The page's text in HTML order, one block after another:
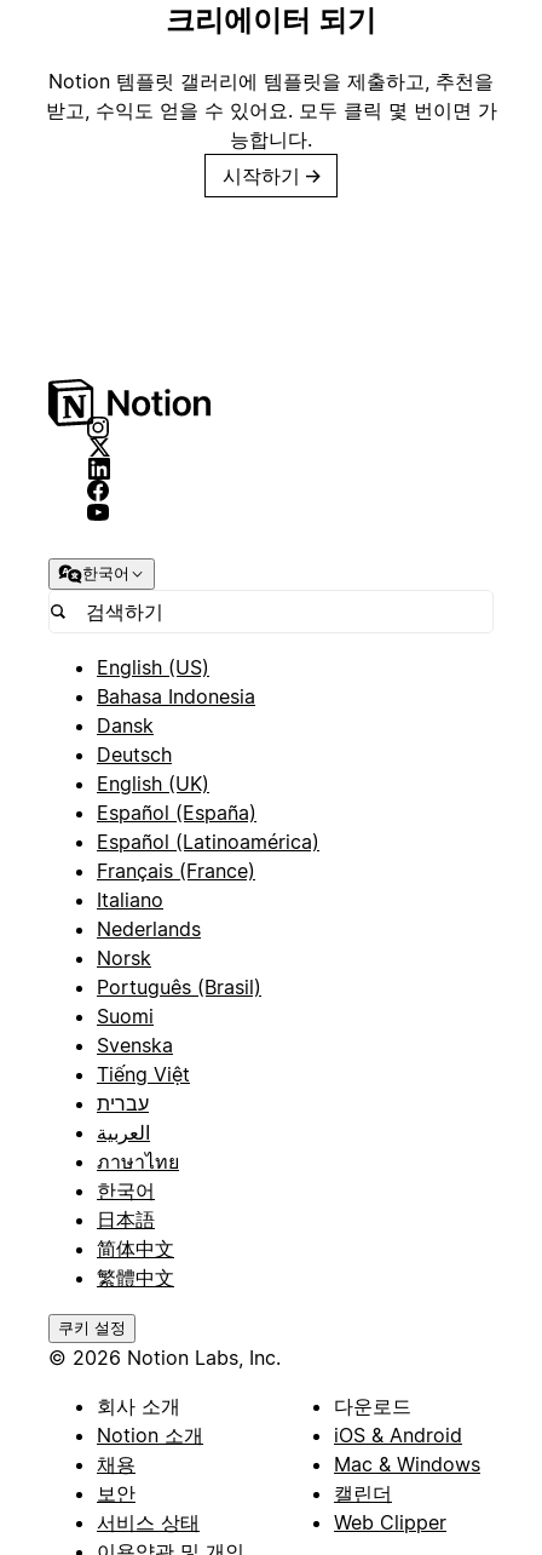
크리에이터 되기
Notion 템플릿 갤러리에 템플릿을 제출하고, 추천을
받고, 수익도 얻을 수 있어요. 모두 클릭 몇 번이면 가
능합니다.
시작하기 →
한국어
English (US)
Bahasa Indonesia
Dansk
Deutsch
English (UK)
Español (España)
Español (Latinoamérica)
Français (France)
Italiano
Nederlands
Norsk
Português (Brasil)
Suomi
Svenska
Tiếng Việt
עברית
العربية
ภาษาไทย
한국어
日本語
简体中文
繁體中文
쿠키 설정
© 2026 Notion Labs, Inc.
회사 소개
Notion 소개
채용
보안
서비스 상태
다운로드
iOS & Android
Mac & Windows
캘린더
Web Clipper